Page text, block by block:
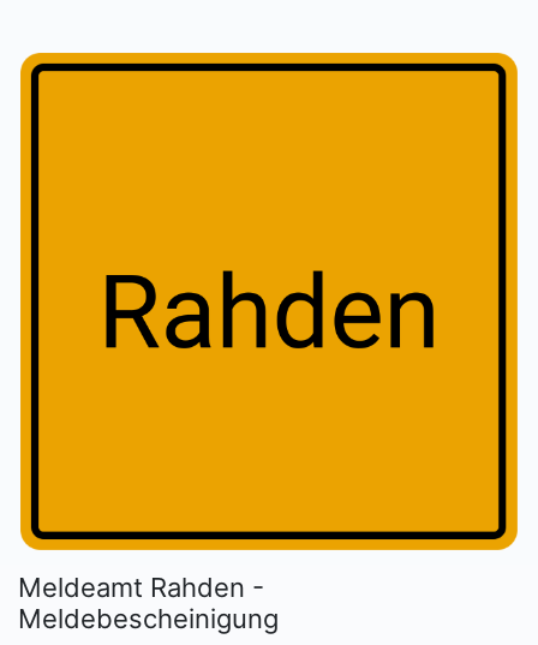
Meldeamt Rahden -
Meldebescheinigung